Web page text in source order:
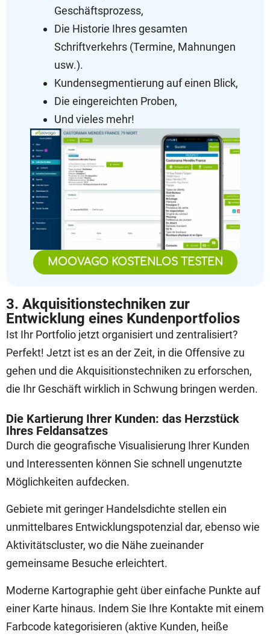
Geschäftsprozess,
Die Historie Ihres gesamten
Schriftverkehrs (Termine, Mahnungen
usw.).
Kundensegmentierung auf einen Blick,
Die eingereichten Proben,
Und vieles mehr!
MOOVAGO KOSTENLOS TESTEN
3. Akquisitionstechniken zur
Entwicklung eines Kundenportfolios
Ist Ihr Portfolio jetzt organisiert und zentralisiert?
Perfekt! Jetzt ist es an der Zeit, in die Offensive zu
gehen und die Akquisitionstechniken zu erforschen,
die Ihr Geschäft wirklich in Schwung bringen werden.
Die Kartierung Ihrer Kunden: das Herzstück
Ihres Feldansatzes
Durch die geografische Visualisierung Ihrer Kunden
und Interessenten können Sie schnell ungenutzte
Möglichkeiten aufdecken.
Gebiete mit geringer Handelsdichte stellen ein
unmittelbares Entwicklungspotenzial dar, ebenso wie
Aktivitätscluster, wo die Nähe zueinander
gemeinsame Besuche erleichtert.
Moderne Kartographie geht über einfache Punkte auf
einer Karte hinaus. Indem Sie Ihre Kontakte mit einem
Farbcode kategorisieren (aktive Kunden, heiße